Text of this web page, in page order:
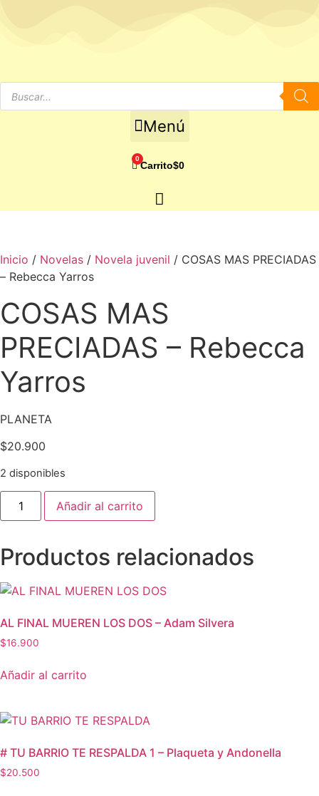
Búsqueda
de
productos
Menú
$0
0
Carrito
Inicio / Novelas / Novela juvenil / COSAS MAS PRECIADAS
– Rebecca Yarros
COSAS MAS
PRECIADAS – Rebecca
Yarros
PLANETA
$20.900
2 disponibles
COSAS
MAS
PRECIADAS
Yarros
cantidad
Añadir al carrito
Productos relacionados
AL FINAL MUEREN LOS DOS – Adam Silvera
$16.900
Añadir al carrito
# TU BARRIO TE RESPALDA 1 – Plaqueta y Andonella
$20.500